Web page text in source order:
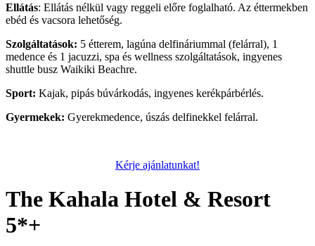
Ellátás: Ellátás nélkül vagy reggeli előre foglalható. Az éttermekben
ebéd és vacsora lehetőség.
Szolgáltatások: 5 étterem, lagúna delfináriummal (felárral), 1
medence és 1 jacuzzi, spa és wellness szolgáltatások, ingyenes
shuttle busz Waikiki Beachre.
Sport: Kajak, pipás búvárkodás, ingyenes kerékpárbérlés.
Gyermekek: Gyerekmedence, úszás delfinekkel felárral.
Kérje ajánlatunkat!
The Kahala Hotel & Resort
5*+